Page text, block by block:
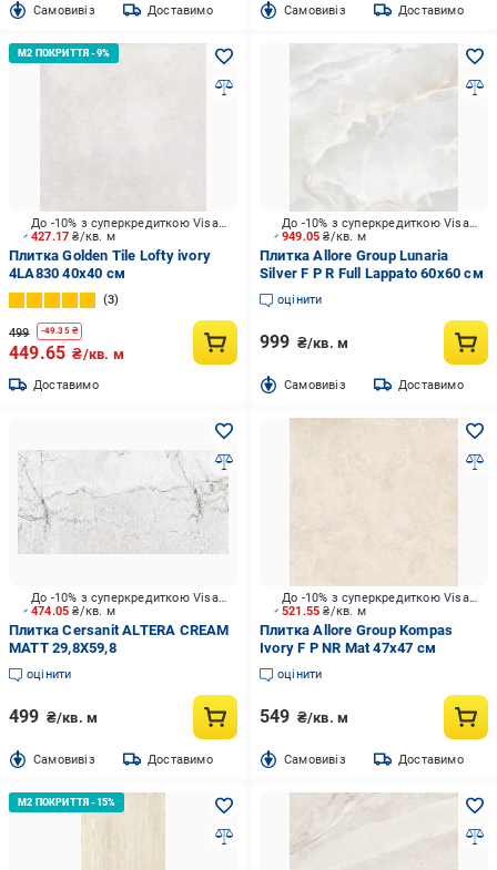
Cамовивіз Доставимо Cамовивіз Доставимо
427.17₴/кв. м
До -10% з суперкредиткою Visa Вигода
Плитка Golden Tile Lofty ivory
4LA830 40х40 см
3
499 -49.35₴
449.65 ₴/кв. м
Доставимо
949.05₴/кв. м
До -10% з суперкредиткою Visa Вигода
Плитка Allore Group Lunaria
Silver F P R Full Lappato 60x60 см
оцінити
999 ₴/кв. м
Cамовивіз Доставимо
474.05₴/кв. м
До -10% з суперкредиткою Visa Вигода
Плитка Cersanit ALTERA CREAM
MATT 29,8X59,8
оцінити
499 ₴/кв. м
Cамовивіз Доставимо
521.55₴/кв. м
До -10% з суперкредиткою Visa Вигода
Плитка Allore Group Kompas
Ivory F P NR Mat 47х47 см
оцінити
549 ₴/кв. м
Cамовивіз Доставимо